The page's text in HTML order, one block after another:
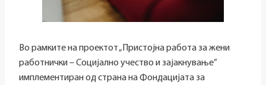
Во рамките на проектот „Пристојна работа за жени
работнички – Социјално учество и зајакнување”
имплементиран од страна на Фондацијата за